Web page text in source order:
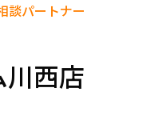
川西店
談パートナー